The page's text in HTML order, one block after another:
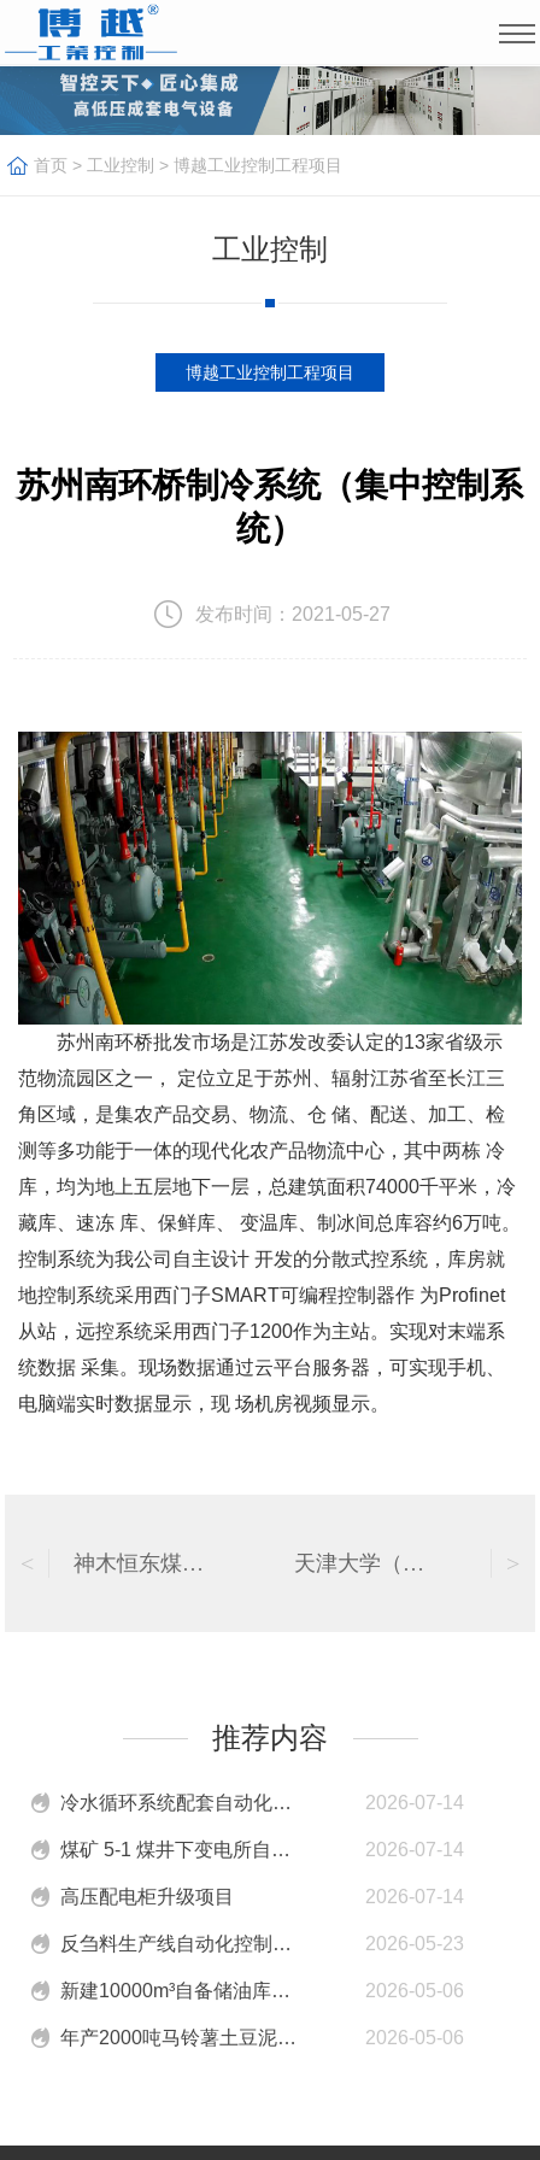
首页 > 工业控制 > 博越工业控制工程项目
工业控制
博越工业控制工程项目
苏州南环桥制冷系统（集中控制系
统）
发布时间： 2021-05-27
苏州南环桥批发市场是江苏发改委认定的13家省级示
范物流园区之一， 定位立足于苏州、辐射江苏省至长江三
角区域，是集农产品交易、物流、仓 储、配送、加工、检
测等多功能于一体的现代化农产品物流中心，其中两栋 冷
库，均为地上五层地下一层，总建筑面积74000千平米，冷
藏库、速冻 库、保鲜库、 变温库、制冰间总库容约6万吨。
控制系统为我公司自主设计 开发的分散式控系统，库房就
地控制系统采用西门子SMART可编程控制器作 为Profinet
从站，远控系统采用西门子1200作为主站。实现对末端系
统数据 采集。现场数据通过云平台服务器，可实现手机、
电脑端实时数据显示，现 场机房视频显示。
< 神木恒东煤化工（60万吨年兰炭装置升级改造） 天津大学（暖通实验室温度精准控制系统） >
推荐内容
冷水循环系统配套自动化电控成套项目 2026-07-14
煤矿 5-1 煤井下变电所自动化配套 2026-07-14
高压配电柜升级项目 2026-07-14
反刍料生产线自动化控制系统项目 2026-05-23
新建10000m³自备储油库高低压配电柜成套设备 2026-05-06
年产2000吨马铃薯土豆泥建设项目 2026-05-06